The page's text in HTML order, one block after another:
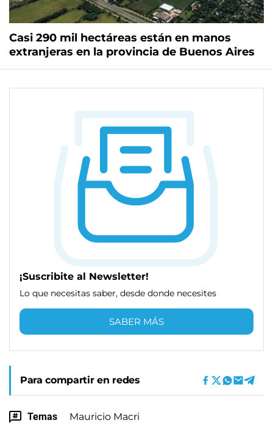
Casi 290 mil hectáreas están en manos
extranjeras en la provincia de Buenos Aires
¡Suscribite al Newsletter!
Lo que necesitas saber, desde donde necesites
SABER MÁS
Para compartir en redes
Temas Mauricio Macri